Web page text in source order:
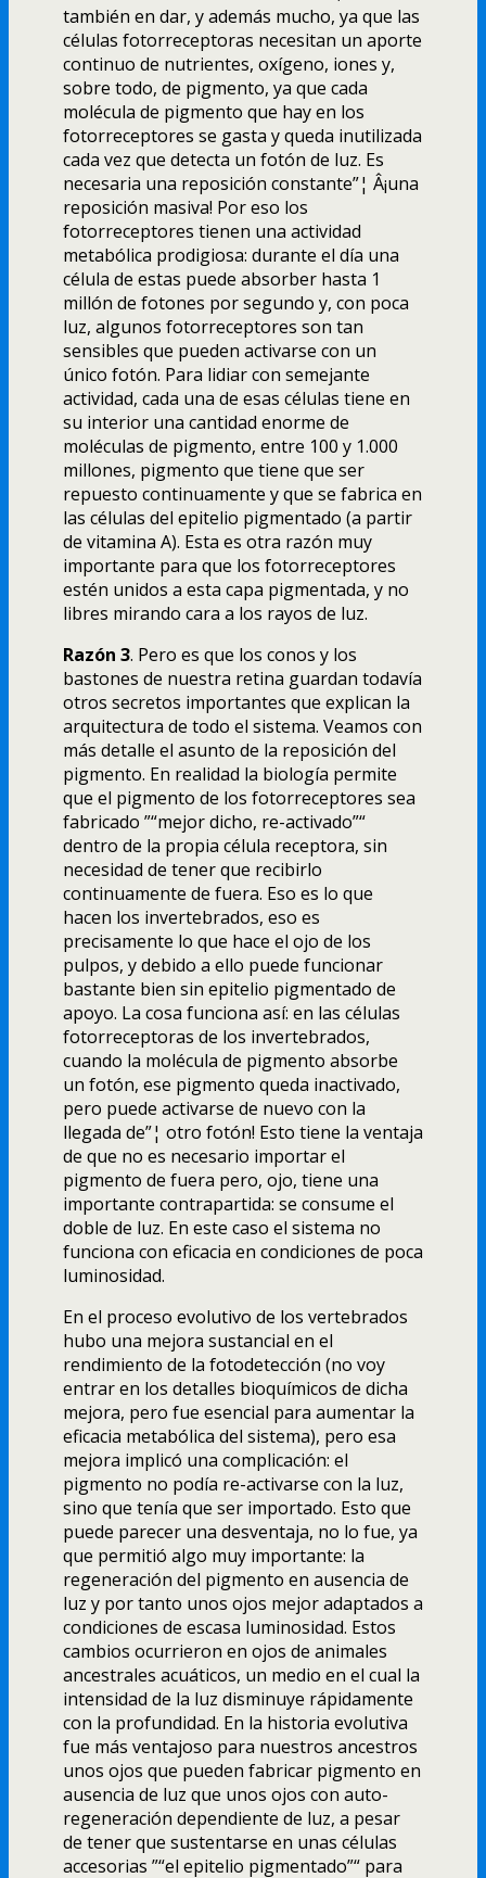
también en dar, y además mucho, ya que las
células fotorreceptoras necesitan un aporte
continuo de nutrientes, oxí­geno, iones y,
sobre todo, de pigmento, ya que cada
molécula de pigmento que hay en los
fotorreceptores se gasta y queda inutilizada
cada vez que detecta un fotón de luz. Es
necesaria una reposición constante”¦ Â¡una
reposición masiva! Por eso los
fotorreceptores tienen una actividad
metabólica prodigiosa: durante el dí­a una
célula de estas puede absorber hasta 1
millón de fotones por segundo y, con poca
luz, algunos fotorreceptores son tan
sensibles que pueden activarse con un
único fotón. Para lidiar con semejante
actividad, cada una de esas células tiene en
su interior una cantidad enorme de
moléculas de pigmento, entre 100 y 1.000
millones, pigmento que tiene que ser
repuesto continuamente y que se fabrica en
las células del epitelio pigmentado (a partir
de vitamina A). Esta es otra razón muy
importante para que los fotorreceptores
estén unidos a esta capa pigmentada, y no
libres mirando cara a los rayos de luz.
Razón 3. Pero es que los conos y los
bastones de nuestra retina guardan todaví­a
otros secretos importantes que explican la
arquitectura de todo el sistema. Veamos con
más detalle el asunto de la reposición del
pigmento. En realidad la biologí­a permite
que el pigmento de los fotorreceptores sea
fabricado ”“mejor dicho, re-activado”“
dentro de la propia célula receptora, sin
necesidad de tener que recibirlo
continuamente de fuera. Eso es lo que
hacen los invertebrados, eso es
precisamente lo que hace el ojo de los
pulpos, y debido a ello puede funcionar
bastante bien sin epitelio pigmentado de
apoyo. La cosa funciona así­: en las células
fotorreceptoras de los invertebrados,
cuando la molécula de pigmento absorbe
un fotón, ese pigmento queda inactivado,
pero puede activarse de nuevo con la
llegada de”¦ otro fotón! Esto tiene la ventaja
de que no es necesario importar el
pigmento de fuera pero, ojo, tiene una
importante contrapartida: se consume el
doble de luz. En este caso el sistema no
funciona con eficacia en condiciones de poca
luminosidad.
En el proceso evolutivo de los vertebrados
hubo una mejora sustancial en el
rendimiento de la fotodetección (no voy
entrar en los detalles bioquí­micos de dicha
mejora, pero fue esencial para aumentar la
eficacia metabólica del sistema), pero esa
mejora implicó una complicación: el
pigmento no podí­a re-activarse con la luz,
sino que tení­a que ser importado. Esto que
puede parecer una desventaja, no lo fue, ya
que permitió algo muy importante: la
regeneración del pigmento en ausencia de
luz y por tanto unos ojos mejor adaptados a
condiciones de escasa luminosidad. Estos
cambios ocurrieron en ojos de animales
ancestrales acuáticos, un medio en el cual la
intensidad de la luz disminuye rápidamente
con la profundidad. En la historia evolutiva
fue más ventajoso para nuestros ancestros
unos ojos que pueden fabricar pigmento en
ausencia de luz que unos ojos con auto-
regeneración dependiente de luz, a pesar
de tener que sustentarse en unas células
accesorias ”“el epitelio pigmentado”“ para